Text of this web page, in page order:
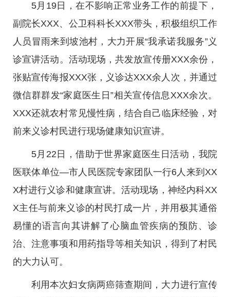
5月19日，在不影响正常业务工作的前提下，
副院长XXX、公卫科科长XXX带头，积极组织工作
人员冒雨来到坡池村，大力开展“我承诺我服务”义
诊宣讲活动。活动现场，共发放宣传册XXX余份，
张贴宣传海报XXX张，义诊达XXX余人次，并通过
微信群群发“家庭医生日”相关宣传信息XXX余次。
XXX还就农村常见慢性病，结合自己临床经验，对
前来义诊村民进行现场健康知识宣讲。
5月22日，借助于世界家庭医生日活动，我院
医联体单位—市人民医院专家团队一行6人来到XX
X村进行义诊和健康宣讲。活动现场，神经内科XX
X主任与前来义诊的村民打成一片，并用极其通俗
易懂的语言向其讲解了心脑血管疾病的预防、诊
治、注意事项和用药指导等相关知识，得到了村民
的大力认可。
利用本次妇女病两癌筛查期间，大力进行宣传